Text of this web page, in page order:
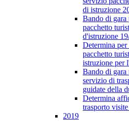
di istruzione
Bando di
pacchetto
d'istruzione
Determina
pacchetto
istruzione per
Bando di gara
servizio di
guidate della
Determina
trasporto
2019